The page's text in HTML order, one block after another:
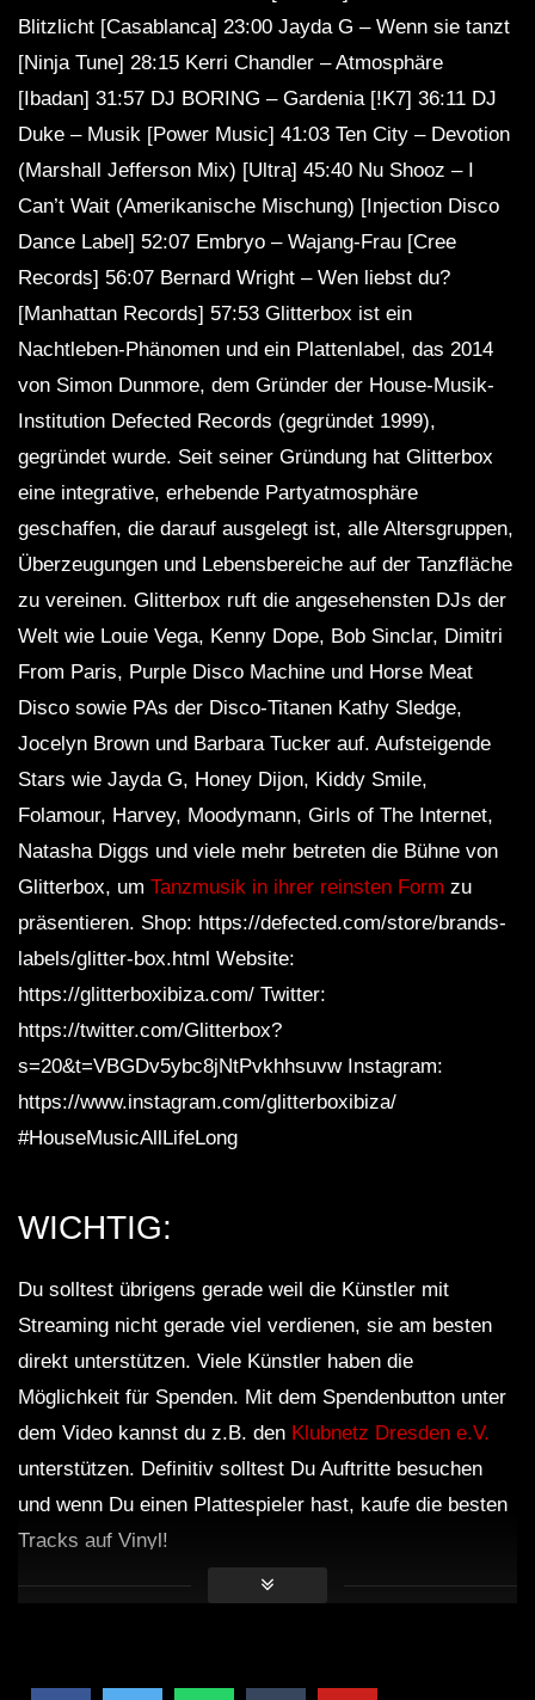
​​Blitzlicht [Casablanca] 23:00 Jayda G – Wenn sie tanzt
[Ninja Tune] 28:15 Kerri Chandler – Atmosphäre
[Ibadan] 31:57 DJ BORING – Gardenia [!K7] 36:11 DJ
Duke – Musik [Power Music] 41:03 Ten City – Devotion
(Marshall Jefferson Mix) [Ultra] 45:40 Nu Shooz – I
Can’t Wait (Amerikanische Mischung) [Injection Disco
Dance Label] 52:07 Embryo – Wajang-Frau [Cree
Records] 56:07 Bernard Wright – Wen liebst du?
[Manhattan Records] 57:53 Glitterbox ist ein
Nachtleben-Phänomen und ein Plattenlabel, das 2014
von Simon Dunmore, dem Gründer der House-Musik-
Institution Defected Records (gegründet 1999),
gegründet wurde. Seit seiner Gründung hat Glitterbox
eine integrative, erhebende Partyatmosphäre
geschaffen, die darauf ausgelegt ist, alle Altersgruppen,
Überzeugungen und Lebensbereiche auf der Tanzfläche
zu vereinen. Glitterbox ruft die angesehensten DJs der
Welt wie Louie Vega, Kenny Dope, Bob Sinclar, Dimitri
From Paris, Purple Disco Machine und Horse Meat
Disco sowie PAs der Disco-Titanen Kathy Sledge,
Jocelyn Brown und Barbara Tucker auf. Aufsteigende
Stars wie Jayda G, Honey Dijon, Kiddy Smile,
Folamour, Harvey, Moodymann, Girls of The Internet,
Natasha Diggs und viele mehr betreten die Bühne von
Glitterbox, um Tanzmusik in ihrer reinsten Form zu
präsentieren. Shop: https://defected.com/store/brands-
labels/glitter-box.html Website:
https://glitterboxibiza.com/ Twitter:
https://twitter.com/Glitterbox?
s=20&t=VBGDv5ybc8jNtPvkhhsuvw Instagram:
https://www.instagram.com/glitterboxibiza/
#HouseMusicAllLifeLong
WICHTIG:
Du solltest übrigens gerade weil die Künstler mit
Streaming nicht gerade viel verdienen, sie am besten
direkt unterstützen. Viele Künstler haben die
Möglichkeit für Spenden. Mit dem Spendenbutton unter
dem Video kannst du z.B. den Klubnetz Dresden e.V.
unterstützen. Definitiv solltest Du Auftritte besuchen
und wenn Du einen Plattespieler hast, kaufe die besten
Tracks auf Vinyl!